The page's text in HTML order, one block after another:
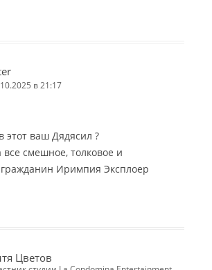
в 21:17
этот ваш Дядясил ?
все смешное, толковое и
гражданин Иримпия Эксплоер
Цветов